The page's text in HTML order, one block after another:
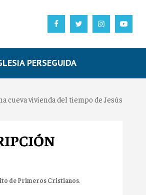
PERSEGUIDA
cueva vivienda del tiempo de Jesús
de Primeros Cristianos.